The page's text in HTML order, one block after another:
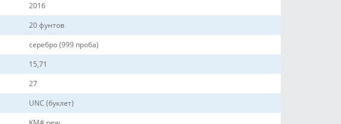
2016
20 фунтов
серебро (999 проба)
15,71
27
UNC (буклет)